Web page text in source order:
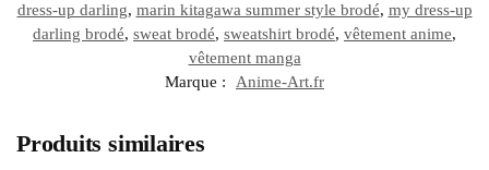
dress-up darling, marin kitagawa summer style brodé, my dress-up
darling brodé, sweat brodé, sweatshirt brodé, vêtement anime,
vêtement manga
Marque :
Anime-Art.fr
Produits similaires